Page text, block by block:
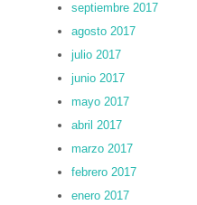
septiembre 2017
agosto 2017
julio 2017
junio 2017
mayo 2017
abril 2017
marzo 2017
febrero 2017
enero 2017